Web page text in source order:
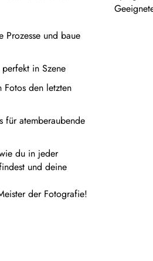
und baue
in Szene
den letzten
für atemberaubende
du in jeder
und deine
der Fotografie!